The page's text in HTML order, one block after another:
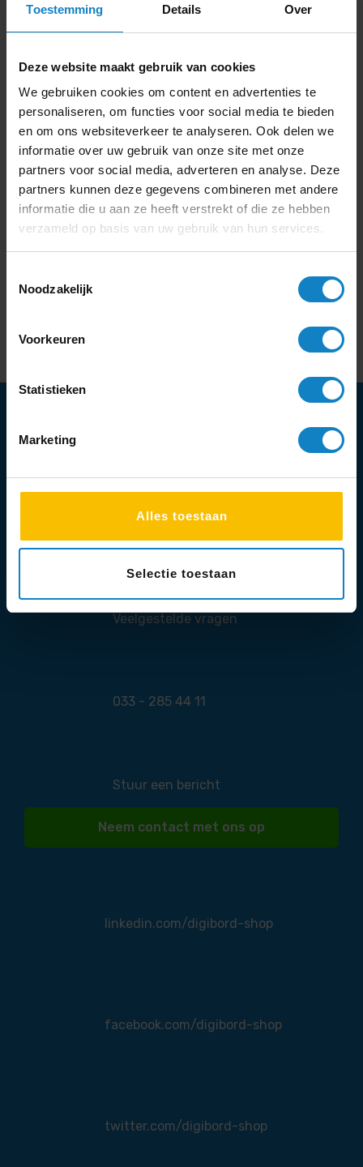
Toestemming Details Over
Deze website maakt gebruik van cookies
We gebruiken cookies om content en advertenties te
personaliseren, om functies voor social media te bieden
en om ons websiteverkeer te analyseren. Ook delen we
informatie over uw gebruik van onze site met onze
partners voor social media, adverteren en analyse. Deze
partners kunnen deze gegevens combineren met andere
informatie die u aan ze heeft verstrekt of die ze hebben
verzameld op basis van uw gebruik van hun services.
Noodzakelijk
Voorkeuren
Statistieken
Marketing
Alles toestaan
Selectie toestaan
Hulp nodig?
Geopend van 9:00 tot 17:00
Veelgestelde vragen
033 - 285 44 11
Stuur een bericht
Neem contact met ons op
linkedin.com/digibord-shop
facebook.com/digibord-shop
twitter.com/digibord-shop